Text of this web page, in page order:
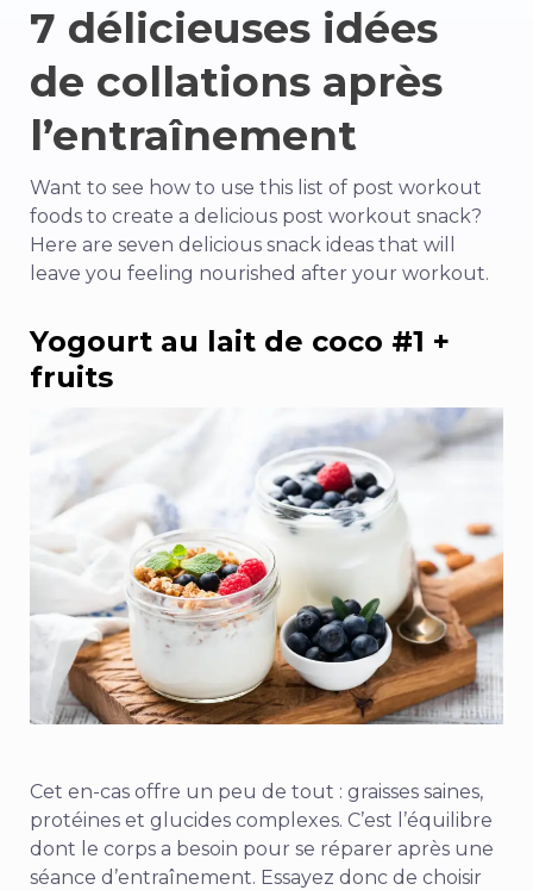
7 délicieuses idées
de collations après
l’entraînement
Want to see how to use this list of post workout
foods to create a delicious post workout snack?
Here are seven delicious snack ideas that will
leave you feeling nourished after your workout.
Yogourt au lait de coco #1 +
fruits
Cet en-cas offre un peu de tout : graisses saines,
protéines et glucides complexes. C’est l’équilibre
dont le corps a besoin pour se réparer après une
séance d’entraînement. Essayez donc de choisir